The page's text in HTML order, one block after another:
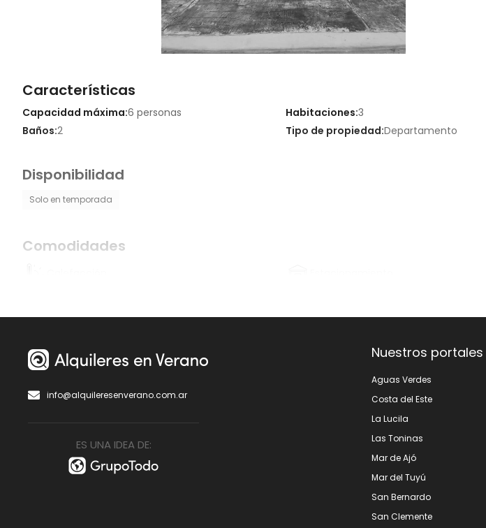
Características
Capacidad máxima:6 personas Habitaciones:3
Baños:2 Tipo de propiedad:Departamento
Disponibilidad
Solo en temporada
Comodidades
info@alquileresenverano.com.ar
ES UNA IDEA DE:
Nuestros portales
Aguas Verdes
Costa del Este
La Lucila
Las Toninas
Mar de Ajó
Mar del Tuyú
San Bernardo
San Clemente